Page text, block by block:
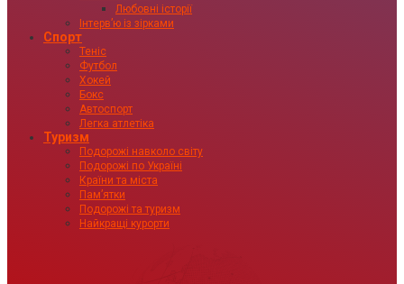
Любовні історії
Інтервʼю із зірками
Спорт
Теніс
Футбол
Хокей
Бокс
Автоспорт
Легка атлетіка
Туризм
Подорожі навколо світу
Подорожі по Україні
Країни та міста
Пам’ятки
Подорожі та туризм
Найкращі курорти